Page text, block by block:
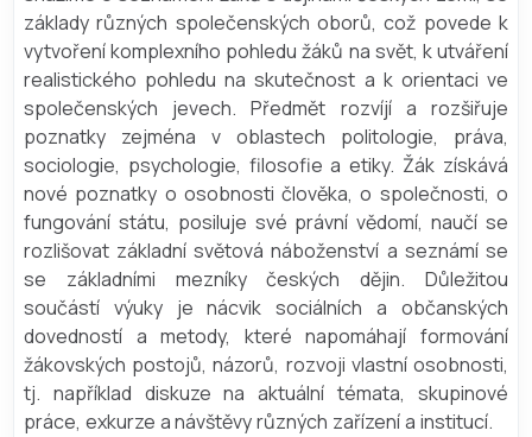
základy různých společenských oborů, což povede k
vytvoření komplexního pohledu žáků na svět, k utváření
realistického pohledu na skutečnost a k orientaci ve
společenských jevech. Předmět rozvíjí a rozšiřuje
poznatky zejména v oblastech politologie, práva,
sociologie, psychologie, filosofie a etiky. Žák získává
nové poznatky o osobnosti člověka, o společnosti, o
fungování státu, posiluje své právní vědomí, naučí se
rozlišovat základní světová náboženství a seznámí se
se základními mezníky českých dějin. Důležitou
součástí výuky je nácvik sociálních a občanských
dovedností a metody, které napomáhají formování
žákovských postojů, názorů, rozvoji vlastní osobnosti,
tj. například diskuze na aktuální témata, skupinové
práce, exkurze a návštěvy různých zařízení a institucí.